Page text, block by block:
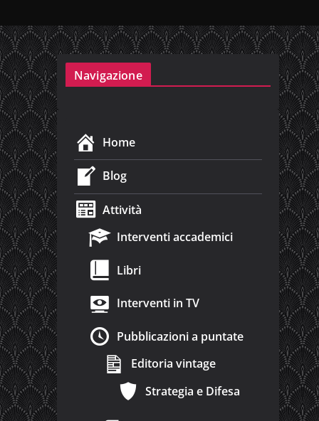
Navigazione
Home
Blog
Attività
Interventi accademici
Libri
Interventi in TV
Pubblicazioni a puntate
Editoria vintage
Strategia e Difesa